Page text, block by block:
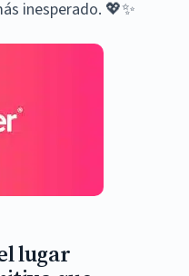
inesperado. 💖✨
lugar